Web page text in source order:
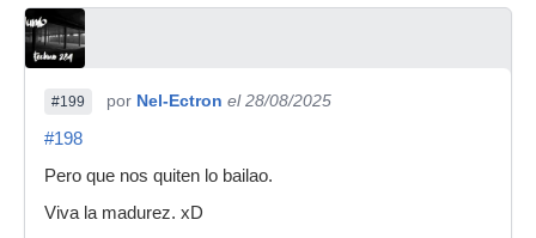
#199 por Nel-Ectron el 28/08/2025
#198
Pero que nos quiten lo bailao.
Viva la madurez. xD